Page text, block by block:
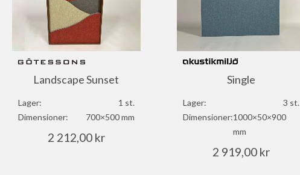
Landscape Sunset
Lager:
1 st.
Dimensioner:
700×500 mm
2 212,00 kr
Single
Lager:
3 st.
Dimensioner:1000×50×900
mm
2 919,00 kr